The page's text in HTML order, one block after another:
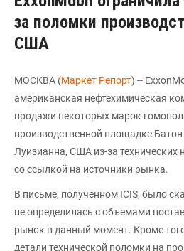
за поломки
США
МОСКВА (Маркет Репорт) --
американская нефтехимическая
продажи некоторых марок
производственной площадке
Луизианна, США из-за технических
со ссылкой на источники рынка.
В письме, полученном ICIS, было
не определилась с объемами
рынок в данный момент. Кроме
детали технической поломки на